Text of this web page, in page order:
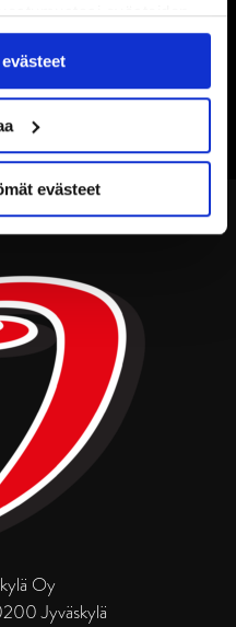
evästeiden
.
evästeet
Oy
Jyväskylä